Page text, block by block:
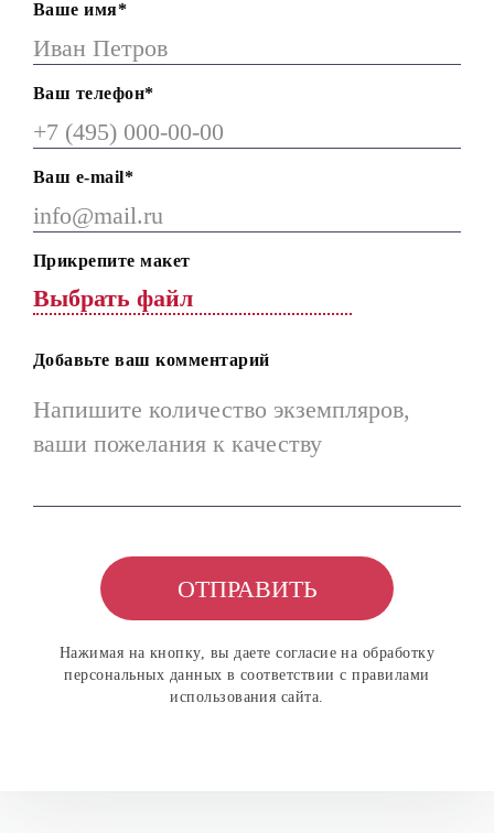
Ваше имя*
Ваш телефон*
Ваш е-mail*
Прикрепите макет
Добавьте ваш комментарий
ОТПРАВИТЬ
Нажимая на кнопку, вы даете согласие на обработку
персональных данных в соответствии с правилами
использования сайта.